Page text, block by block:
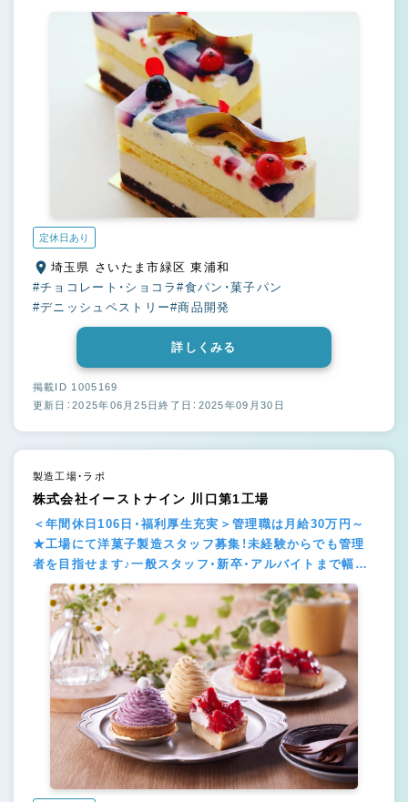
定休日あり
埼玉県 さいたま市緑区 東浦和
#チョコレート・ショコラ#食パン・菓子パン
#デニッシュペストリー#商品開発
詳しくみる
掲載ID 1005169
更新日：2025年06月25日終了日：2025年09月30日
製造工場・ラボ
株式会社イーストナイン 川口第1工場
＜年間休日106日・福利厚生充実＞管理職は月給30万円～
★工場にて洋菓子製造スタッフ募集！未経験からでも管理
者を目指せます♪一般スタッフ・新卒・アルバイトまで幅広
く歓迎！